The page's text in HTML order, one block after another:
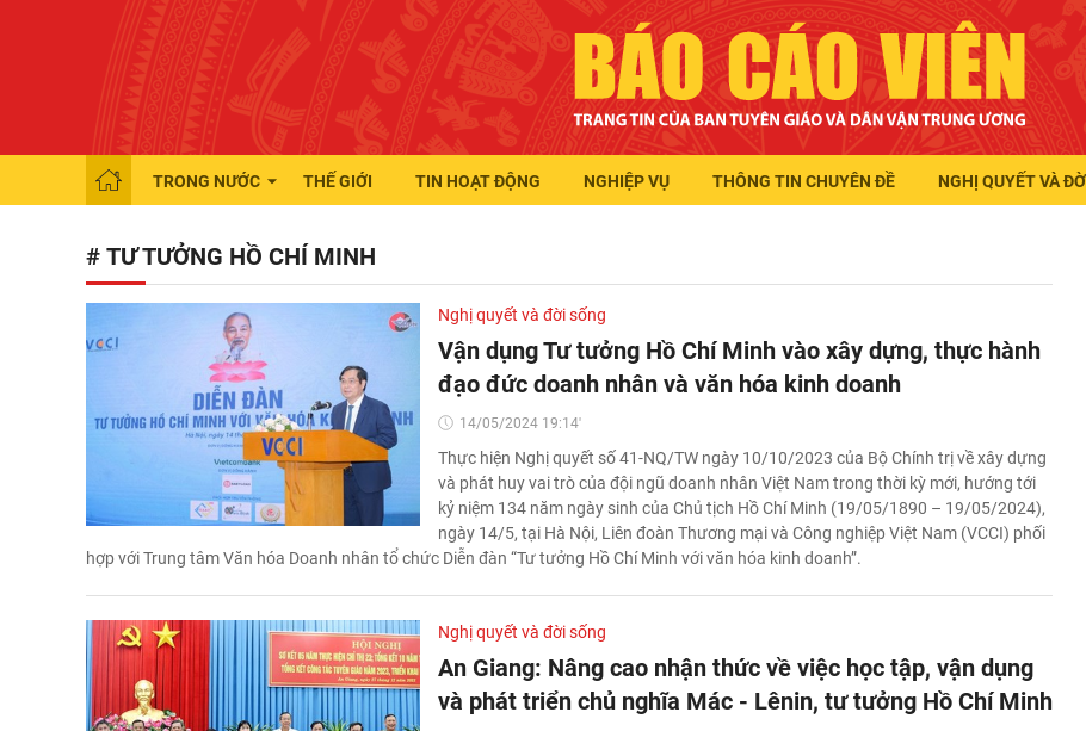
TRONG NƯỚC THẾ GIỚI TIN HOẠT ĐỘNG NGHIỆP VỤ THÔNG TIN CHUYÊN ĐỀ NGHỊ QUYẾT VÀ
# TƯ TƯỞNG HỒ CHÍ MINH
Nghị quyết và đời sống
Vận dụng Tư tưởng Hồ Chí Minh vào xây dựng, thực hành
đạo đức doanh nhân và văn hóa kinh doanh
14/05/2024 19:14'
Thực hiện Nghị quyết số 41-NQ/TW ngày 10/10/2023 của Bộ Chính trị về xây dựng
và phát huy vai trò của đội ngũ doanh nhân Việt Nam trong thời kỳ mới, hướng tới
kỷ niệm 134 năm ngày sinh của Chủ tịch Hồ Chí Minh (19/05/1890 – 19/05/2024),
ngày 14/5, tại Hà Nội, Liên đoàn Thương mại và Công nghiệp Việt Nam (VCCI) phối
hợp với Trung tâm Văn hóa Doanh nhân tổ chức Diễn đàn “Tư tưởng Hồ Chí Minh với văn hóa kinh doanh”.
Nghị quyết và đời sống
An Giang: Nâng cao nhận thức về việc học tập, vận dụng
và phát triển chủ nghĩa Mác - Lênin, tư tưởng Hồ Chí Minh